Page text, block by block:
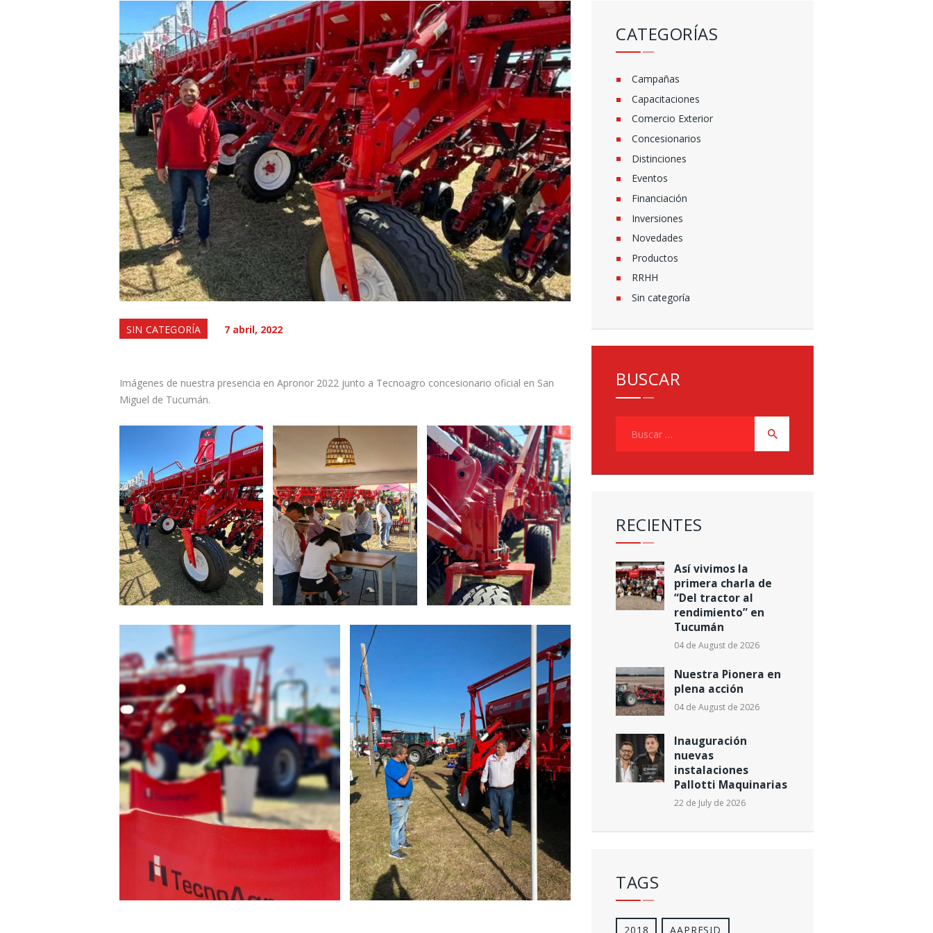
SIN CATEGORÍA 7 abril, 2022
Imágenes de nuestra presencia en Apronor 2022 junto a Tecnoagro concesionario oficial en San
Miguel de Tucumán.
CATEGORÍAS
Campañas
Capacitaciones
Comercio Exterior
Concesionarios
Distinciones
Eventos
Financiación
Inversiones
Novedades
Productos
RRHH
Sin categoría
BUSCAR
RECIENTES
Así vivimos la
primera charla de
“Del tractor al
rendimiento” en
Tucumán
04 de August de 2026
Nuestra Pionera en
plena acción
04 de August de 2026
Inauguración
nuevas
instalaciones
Pallotti Maquinarias
22 de July de 2026
TAGS
2018 AAPRESID